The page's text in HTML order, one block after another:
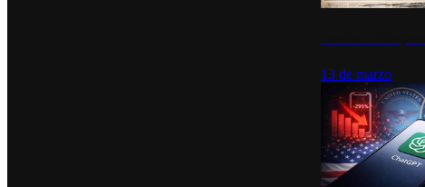
13 de marzo